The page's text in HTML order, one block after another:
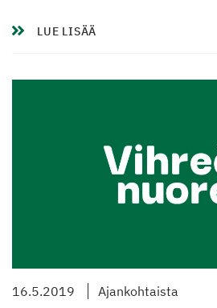
LUE LISÄÄ
16.5.2019 Ajankohtaista